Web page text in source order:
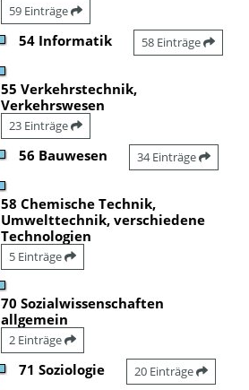
59 Einträge
54 Informatik 58 Einträge
55 Verkehrstechnik,
Verkehrswesen
23 Einträge
56 Bauwesen 34 Einträge
58 Chemische Technik,
Umwelttechnik, verschiedene
Technologien
5 Einträge
70 Sozialwissenschaften
allgemein
2 Einträge
71 Soziologie 20 Einträge